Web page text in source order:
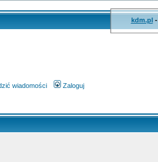
kdm.pl-
wiadomości Zaloguj